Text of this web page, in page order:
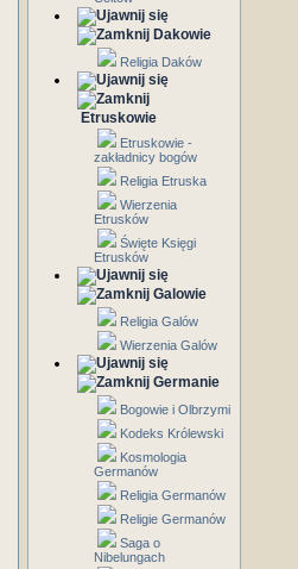
Dakowie
Religia Daków
Etruskowie
Etruskowie -
zakładnicy bogów
Religia Etruska
Wierzenia
Etrusków
Święte Księgi
Etrusków
Galowie
Religia Galów
Wierzenia Galów
Germanie
Bogowie i Olbrzymi
Kodeks Królewski
Kosmologia
Germanów
Religia Germanów
Religie Germanów
Saga o
Nibelungach